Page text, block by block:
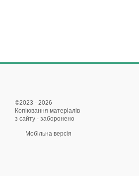
©2023 - 2026
Копіювання матеріалів
з сайту - заборонено
Мобільна версія